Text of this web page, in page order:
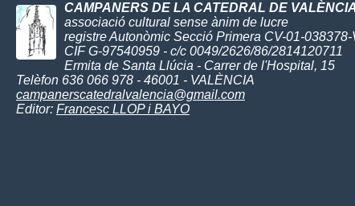
CAMPANERS DE LA CATEDRAL DE
associació cultural sense ànim de lucre
registre Autonòmic Secció Primera CV-01-038378-
CIF G-97540959 - c/c 0049/2626/86/2814120711
Ermita de Santa Llúcia - Carrer de l'Hospital, 15
Telèfon 636 066 978 - 46001 - VALÈNCIA
campanerscatedralvalencia@gmail.com
Editor: Francesc LLOP i BAYO